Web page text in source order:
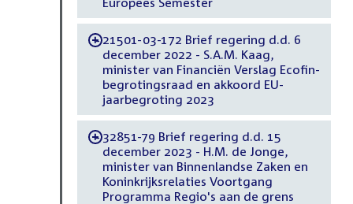
-21501-03-172 Brief regering d.d. 6
december 2022 - S.A.M. Kaag,
minister van Financiën Verslag Ecofin-
begrotingsraad en akkoord EU-
jaarbegroting 2023
-32851-79 Brief regering d.d. 15
december 2023 - H.M. de Jonge,
minister van Binnenlandse Zaken en
Koninkrijksrelaties Voortgang
Programma Regio's aan de grens